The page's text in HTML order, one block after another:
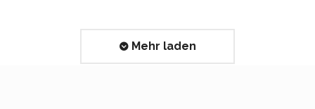
Mehr laden